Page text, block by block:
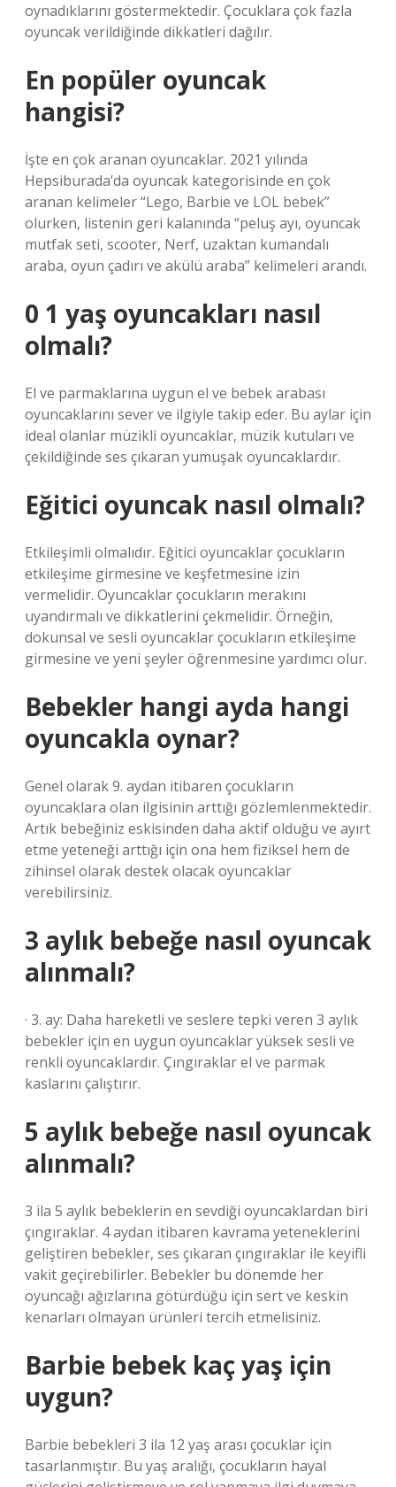
oynadıklarını göstermektedir. Çocuklara çok fazla
oyuncak verildiğinde dikkatleri dağılır.
En popüler oyuncak
hangisi?
İşte en çok aranan oyuncaklar. 2021 yılında
Hepsiburada’da oyuncak kategorisinde en çok
aranan kelimeler “Lego, Barbie ve LOL bebek”
olurken, listenin geri kalanında “peluş ayı, oyuncak
mutfak seti, scooter, Nerf, uzaktan kumandalı
araba, oyun çadırı ve akülü araba” kelimeleri arandı.
0 1 yaş oyuncakları nasıl
olmalı?
El ve parmaklarına uygun el ve bebek arabası
oyuncaklarını sever ve ilgiyle takip eder. Bu aylar için
ideal olanlar müzikli oyuncaklar, müzik kutuları ve
çekildiğinde ses çıkaran yumuşak oyuncaklardır.
Eğitici oyuncak nasıl olmalı?
Etkileşimli olmalıdır. Eğitici oyuncaklar çocukların
etkileşime girmesine ve keşfetmesine izin
vermelidir. Oyuncaklar çocukların merakını
uyandırmalı ve dikkatlerini çekmelidir. Örneğin,
dokunsal ve sesli oyuncaklar çocukların etkileşime
girmesine ve yeni şeyler öğrenmesine yardımcı olur.
Bebekler hangi ayda hangi
oyuncakla oynar?
Genel olarak 9. aydan itibaren çocukların
oyuncaklara olan ilgisinin arttığı gözlemlenmektedir.
Artık bebeğiniz eskisinden daha aktif olduğu ve ayırt
etme yeteneği arttığı için ona hem fiziksel hem de
zihinsel olarak destek olacak oyuncaklar
verebilirsiniz.
3 aylık bebeğe nasıl oyuncak
alınmalı?
· 3. ay: Daha hareketli ve seslere tepki veren 3 aylık
bebekler için en uygun oyuncaklar yüksek sesli ve
renkli oyuncaklardır. Çıngıraklar el ve parmak
kaslarını çalıştırır.
5 aylık bebeğe nasıl oyuncak
alınmalı?
3 ila 5 aylık bebeklerin en sevdiği oyuncaklardan biri
çıngıraklar. 4 aydan itibaren kavrama yeteneklerini
geliştiren bebekler, ses çıkaran çıngıraklar ile keyifli
vakit geçirebilirler. Bebekler bu dönemde her
oyuncağı ağızlarına götürdüğü için sert ve keskin
kenarları olmayan ürünleri tercih etmelisiniz.
Barbie bebek kaç yaş için
uygun?
Barbie bebekleri 3 ila 12 yaş arası çocuklar için
tasarlanmıştır. Bu yaş aralığı, çocukların hayal